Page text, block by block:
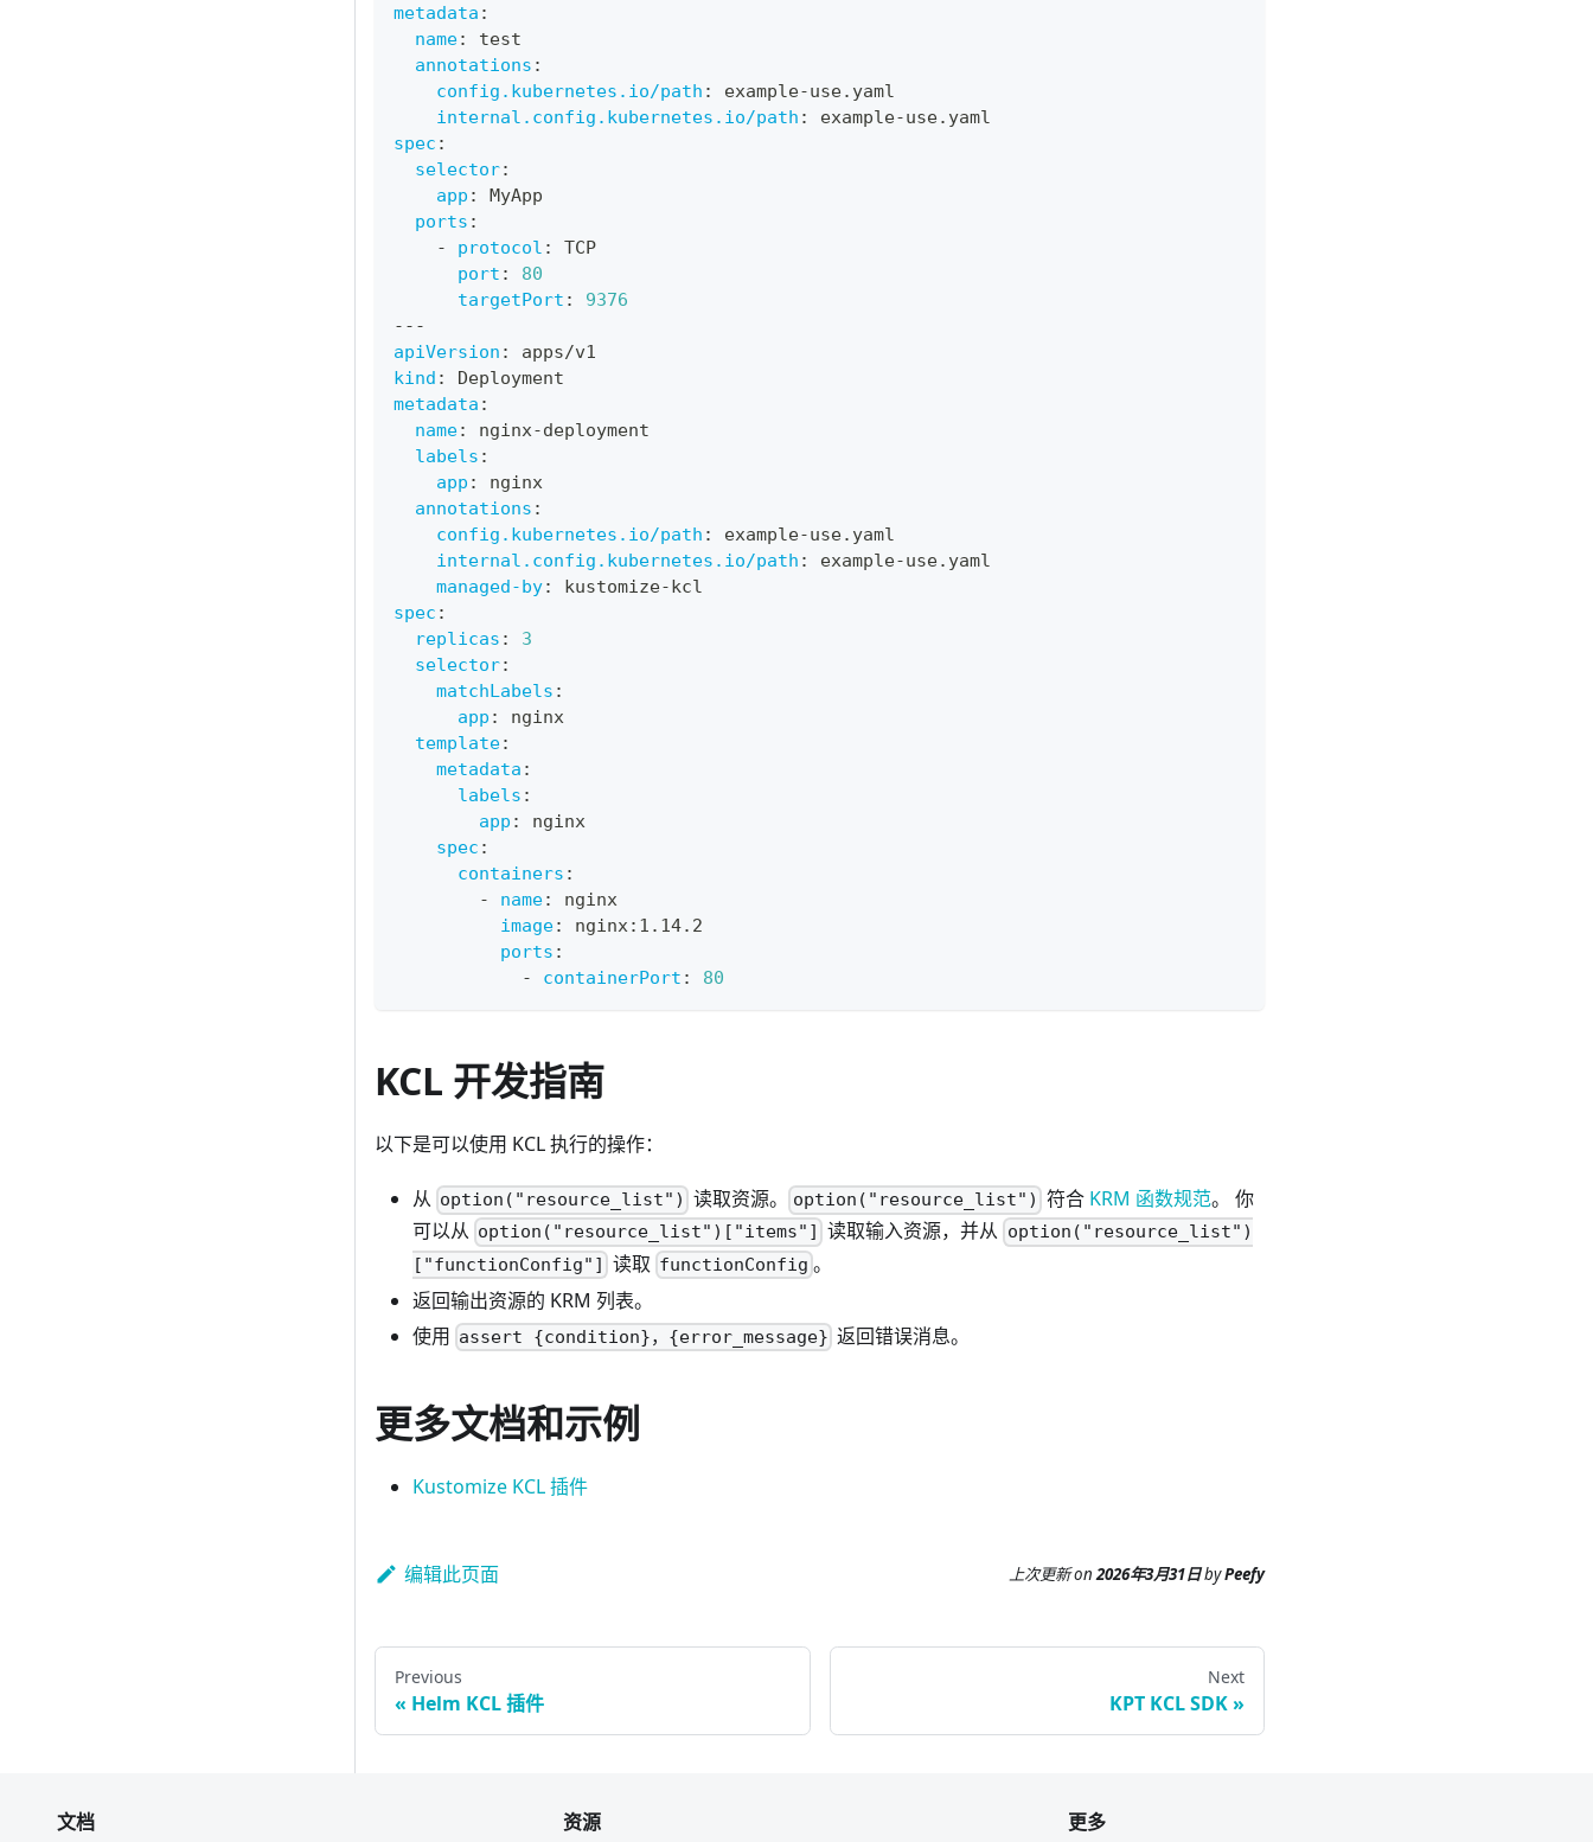
metadata :
name:
test
annotations :
config.kubernetes.io/path : example-use.yaml
internal.config.kubernetes.io/path : example-use.yaml
spec :
selector:
app :
MyApp
ports :
-
protocol :
TCP
port :
80
targetPort :
9376
---
apiVersion :
apps/v1
kind :
Deployment
metadata :
name: nginx-deployment
labels :
app :
nginx
annotations :
config.kubernetes.io/path : example-use.yaml
internal.config.kubernetes.io/path : example-use.yaml
managed-by: kustomize-kcl
spec :
replicas :
3
selector:
matchLabels :
app :
nginx
template:
metadata :
labels :
app :
nginx
spec :
containers :
-
name:
nginx
image: nginx: 1.14.2
ports :
-
containerPort : 80
KCL 开发指南
以下是可以使用 KCL 执行的操作：
从 option("resource_list") 读取资源。 option("resource_list") 符合 KRM 函数规范。 你
可以从 option("resource_list")["items"] 读取输入资源，并从 option("resource_list")
["functionConfig"] 读取 functionConfig 。
返回输出资源的 KRM 列表。
使用 assert {condition}，{error_message} 返回错误消息。
更多文档和示例
Kustomize KCL 插件
编辑此页面 上次更新on2026年3月31日byPeefy
Previous
Helm KCL 插件
Next
KPT KCL SDK
文档 资源 更多